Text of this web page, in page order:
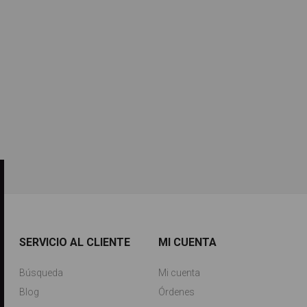
SERVICIO AL CLIENTE
Búsqueda
Blog
MI CUENTA
Mi cuenta
Órdenes